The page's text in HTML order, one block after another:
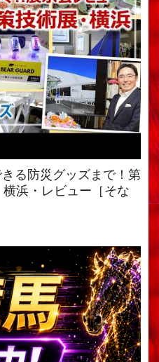
る防災グッズまで！第
浜・レビュー［そな